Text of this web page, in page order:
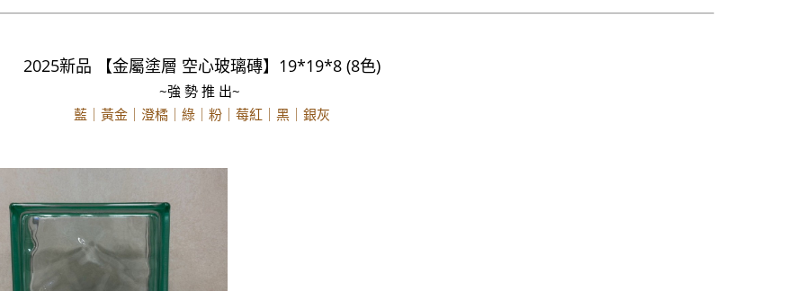
2025新品 【金屬塗層 空心玻璃磚】19*19*8 (8色)
~強 勢 推 出~
藍｜黃金｜澄橘｜綠｜粉｜莓紅｜黑｜銀灰